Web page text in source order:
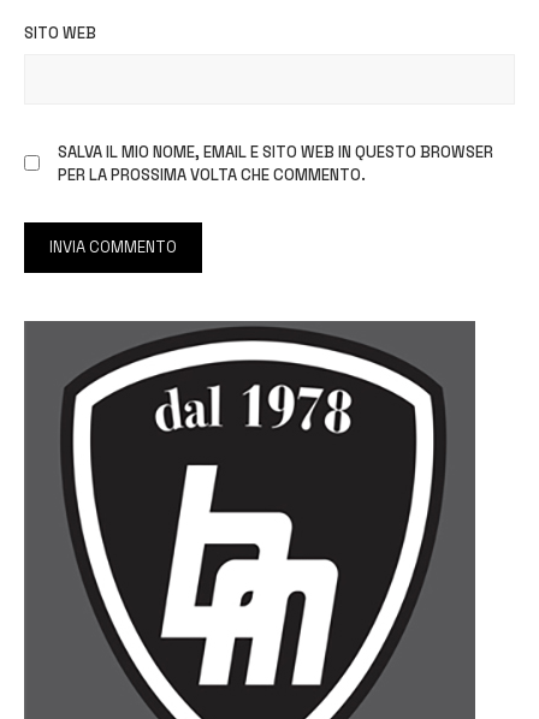
SITO WEB
SALVA IL MIO NOME, EMAIL E SITO WEB IN QUESTO BROWSER
PER LA PROSSIMA VOLTA CHE COMMENTO.